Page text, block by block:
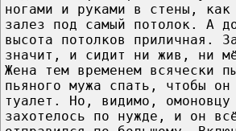
ногами и руками в стены, как
залез под самый потолок. А
высота потолков приличная.
значит, и сидит ни жив, ни
Жена тем временем всячески
пьяного мужа спать, чтобы он
туалет. Но, видимо, омоновцу
захотелось по нужде, и он